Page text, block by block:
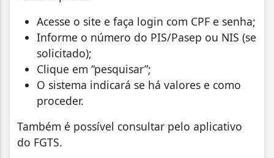
Acesse o site e faça login com CPF e senha;
Informe o número do PIS/Pasep ou NIS (se
solicitado);
Clique em “pesquisar”;
O sistema indicará se há valores e como
proceder.
Também é possível consultar pelo aplicativo
do FGTS.